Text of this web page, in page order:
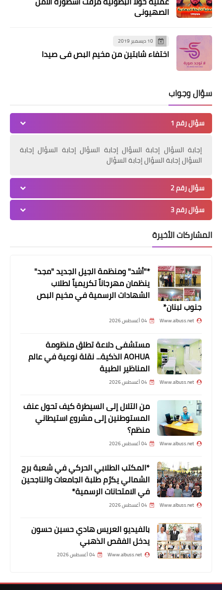
أنتفاضة فلسطينية في بيروت لمواجهة
عرض مسرحية "بهمش" للفنان احمد
مخيم الرشيدية
أخبار البص
البص بعد انهيار اجزاء من سقف المنزل
دورة رياضية لكرة قدم تنظمها مؤسسة
الكرامة بمناسبة ذكرى استشهاد القائد
سمير قنطار
الصهيوني
10 ديسمبر 2019
اختفاء شابتين من مخيم البص في صيدا
سؤال وجواب
سؤال رقم 1
إجابة السؤال إجابة السؤال إجابة السؤال إجابة السؤال إجابة
السؤال إجابة السؤال إجابة السؤال
سؤال رقم 2
سؤال رقم 3
المشاركات الأخيرة
*"أشد" ومنظمة الجيل الجديد "مجد"
ينظمان مهرجاناً تكريمياً لطلاب
الشهادات الرسمية في مخيم البص
جنوب لبنان*
Www.albuss.net 04 أغسطس 2026
مستشفى دلاعة تطلق منظومة
AOHUA الذكية... نقلة نوعية في عالم
المناظير الطبية
Www.albuss.net 04 أغسطس 2026
من التلال إلى السيطرة كيف تحول عنف
المستوطنين إلى مشروع استيطاني
منظم؟
Www.albuss.net 04 أغسطس 2026
*المكتب الطلابي الحركي في شعبة برج
الشمالي يكرّم طلبة الجامعات والناجحين
في الامتحانات الرسمية*
Www.albuss.net 04 أغسطس 2026
بالفيديو العريس هادي حسين حسون
يدخل الفقص الذهبي
Www.albuss.net 04 أغسطس 2026